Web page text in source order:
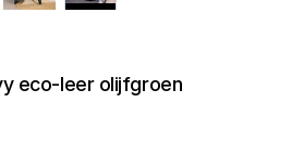
eco-leer olijfgroen